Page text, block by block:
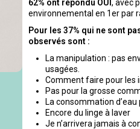
62% ont répondu OUI, avec
environnemental en 1er par
Pour les 37% qui ne sont
observés sont :
La manipulation : pas
usagées.
Comment faire pour les
Pas pour la grosse
La consommation d’eau
Encore du linge à laver
Je n’arrivera jamais à